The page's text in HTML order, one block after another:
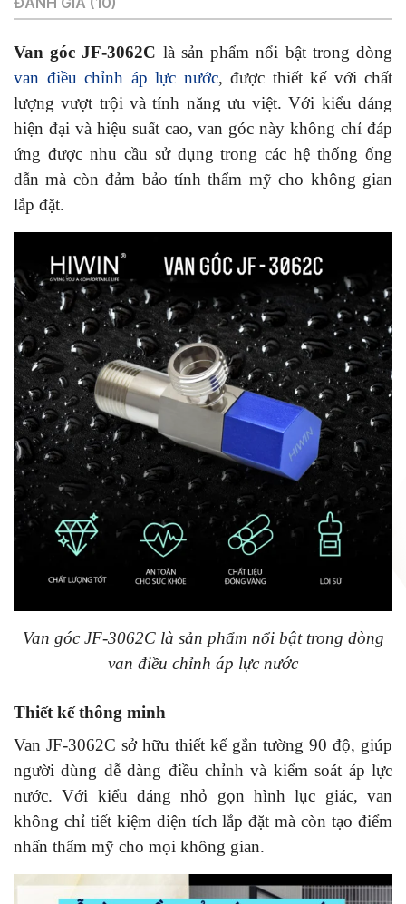
Van góc JF-3062C là sản phẩm nổi bật trong dòng
van điều chỉnh áp lực nước, được thiết kế với chất
lượng vượt trội và tính năng ưu việt. Với kiểu dáng
hiện đại và hiệu suất cao, van góc này không chỉ đáp
ứng được nhu cầu sử dụng trong các hệ thống ống
dẫn mà còn đảm bảo tính thẩm mỹ cho không gian
lắp đặt.
Van góc JF-3062C là sản phẩm nổi bật trong dòng
van điều chỉnh áp lực nước
Thiết kế thông minh
Van JF-3062C sở hữu thiết kế gắn tường 90 độ, giúp
người dùng dễ dàng điều chỉnh và kiểm soát áp lực
nước. Với kiểu dáng nhỏ gọn hình lục giác, van
không chỉ tiết kiệm diện tích lắp đặt mà còn tạo điểm
nhấn thẩm mỹ cho mọi không gian.